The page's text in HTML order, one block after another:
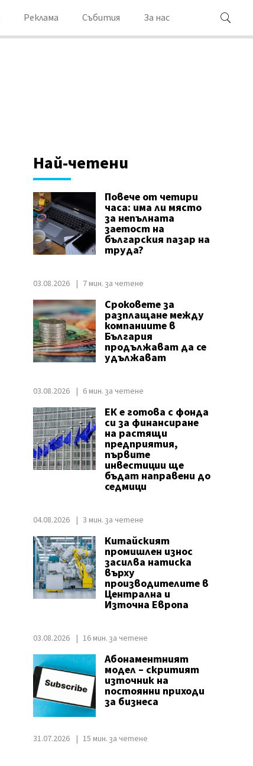
Реклама Събития За нас
Най-четени
Повече от четири
часа: има ли място
за непълната
заетост на
българския пазар на
труда?
03.08.2026 7 мин. за четене
Сроковете за
разплащане между
компаниите в
България
продължават да се
удължават
03.08.2026 6 мин. за четене
ЕК е готова с фонда
си за финансиране
на растящи
предприятия,
първите
инвестиции ще
бъдат направени до
седмици
04.08.2026 3 мин. за четене
Китайският
промишлен износ
засилва натиска
върху
производителите в
Централна и
Източна Европа
03.08.2026 16 мин. за четене
Абонаментният
модел – скритият
източник на
постоянни приходи
за бизнеса
31.07.2026 15 мин. за четене